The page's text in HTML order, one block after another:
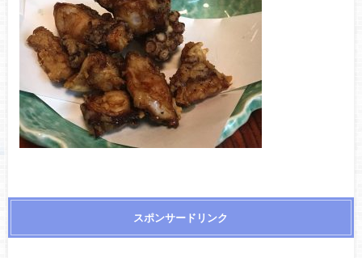
スポンサードリンク